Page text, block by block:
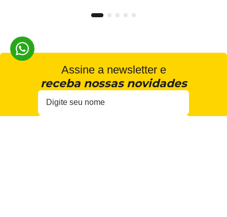
Assine a newsletter e
receba nossas novidades